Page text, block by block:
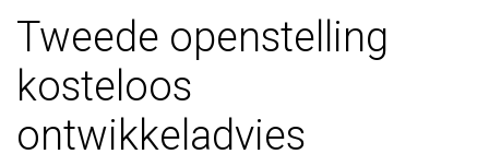
Tweede openstelling
kosteloos
ontwikkeladvies